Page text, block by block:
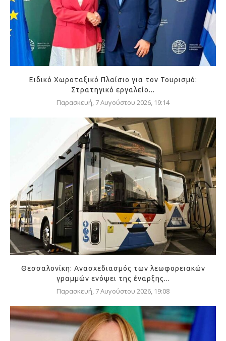
Ειδικό Χωροταξικό Πλαίσιο για τον Τουρισμό:
Στρατηγικό εργαλείο...
Παρασκευή, 7 Αυγούστου 2026, 19:14
Θεσσαλονίκη: Ανασχεδιασμός των λεωφορειακών
γραμμών ενόψει της έναρξης...
Παρασκευή, 7 Αυγούστου 2026, 19:08